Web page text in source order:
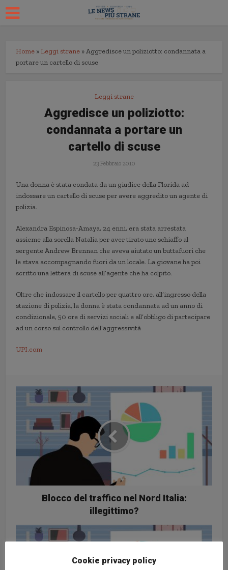
Home » Leggi strane »Aggredisce un poliziotto: condannata a
portare un cartello di scuse
Leggi strane
Aggredisce un poliziotto:
condannata a portare un
cartello di scuse
23 Febbraio 2010
Una donna è stata condata da un giudice della Florida ad
indossare un cartello di scuse per avere aggredito un agente di
polizia.
Alexandra Espinosa-Amaya, 24 enni, era stata arrestata
assieme alla sorella Natalia per aver tirato uno schiaffo al
sergente Andrew Brennan che aveva aiutato un buttafuori che
le stava accompagnando fuori da un locale. La giovane ha poi
scritto una lettera di scuse all’agente che ha colpito.
Oltre che indossare il cartello per quattro ore, all’ingresso della
stazione di polizia, la donna è stata condannata ad un anno di
condizionale, 50 ore di servizi sociali e all’obbligo di partecipare
ad un corso sul controllo dell’aggressività
UPI.com
Blocco del traffico nel Nord Italia:
illegittimo?
Cookie privacy policy